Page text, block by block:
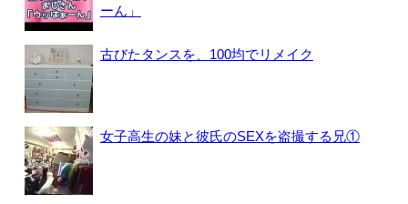
ーん」
古びたタンスを、100均でリメイク
女子高生の妹と彼氏のSEXを盗撮する兄①